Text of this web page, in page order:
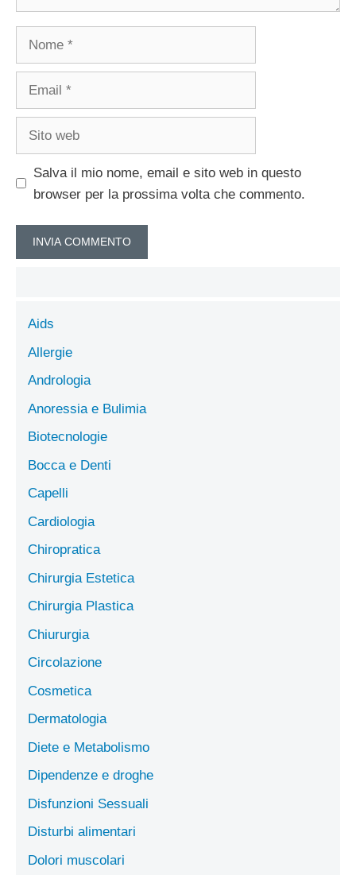
Salva il mio nome, email e sito web in questo
browser per la prossima volta che commento.
Aids
Allergie
Andrologia
Anoressia e Bulimia
Biotecnologie
Bocca e Denti
Capelli
Cardiologia
Chiropratica
Chirurgia Estetica
Chirurgia Plastica
Chiururgia
Circolazione
Cosmetica
Dermatologia
Diete e Metabolismo
Dipendenze e droghe
Disfunzioni Sessuali
Disturbi alimentari
Dolori muscolari